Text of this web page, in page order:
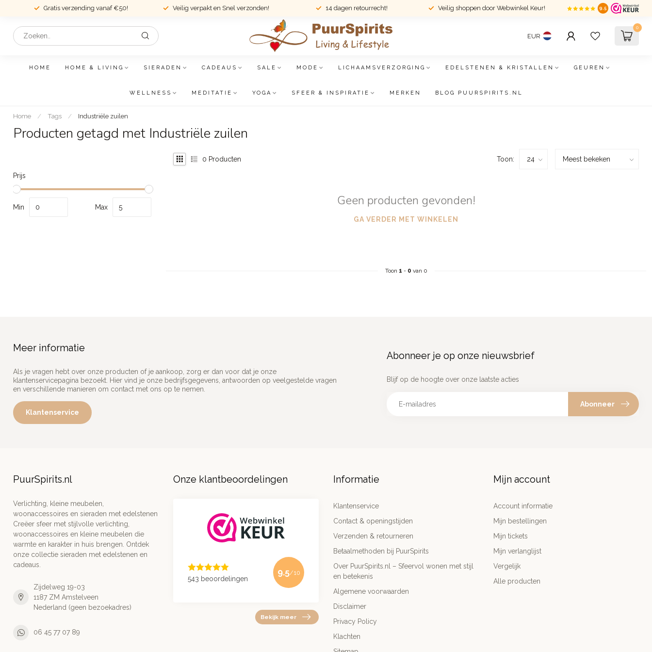
Gratis verzending vanaf €50! Veilig verpakt en Snel verzonden! 14 dagen retourrecht! Veilig shoppen door Webwinkel Keur! 9.5
EUR
0
HOME HOME & LIVING SIERADEN CADEAUS SALE MODE LICHAAMSVERZORGING EDELSTENEN & KRISTALLEN GEUREN
WELLNESS MEDITATIE YOGA SFEER & INSPIRATIE MERKEN BLOG PUURSPIRITS.NL
Home / Tags / Industriële zuilen
Producten getagd met Industriële zuilen
Prijs
Min Max
0 Producten Toon:
Geen producten gevonden!
GA VERDER MET WINKELEN
Toon 1 - 0 van 0
Meer informatie
Als je vragen hebt over onze producten of je aankoop, zorg er dan voor dat je onze
klantenservicepagina bezoekt. Hier vind je onze bedrijfsgegevens, antwoorden op veelgestelde vragen
en verschillende manieren om contact met ons op te nemen.
Klantenservice
Abonneer je op onze nieuwsbrief
Blijf op de hoogte over onze laatste acties
Abonneer
PuurSpirits.nl
Verlichting, kleine meubelen,
woonaccessoires en sieraden met edelstenen
Creëer sfeer met stijlvolle verlichting,
woonaccessoires en kleine meubelen die
warmte en karakter in huis brengen. Ontdek
onze collectie sieraden met edelstenen en
cadeaus.
Zijdelweg 19-03
1187 ZM Amstelveen
Nederland (geen bezoekadres)
06 45 77 07 89
Onze klantbeoordelingen
543 beoordelingen
9.5/10
Bekijk meer
Informatie
Klantenservice
Contact & openingstijden
Verzenden & retourneren
Betaalmethoden bij PuurSpirits
Over PuurSpirits.nl – Sfeervol wonen met stijl
en betekenis
Algemene voorwaarden
Disclaimer
Privacy Policy
Klachten
Mijn account
Account informatie
Mijn bestellingen
Mijn tickets
Mijn verlanglijst
Vergelijk
Alle producten